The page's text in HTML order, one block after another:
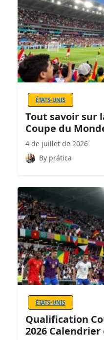
ÉTATS-UNIS
Tout savoir sur
Coupe du
4 de juillet de 2026
By prática
ÉTATS-UNIS
Qualification
2026